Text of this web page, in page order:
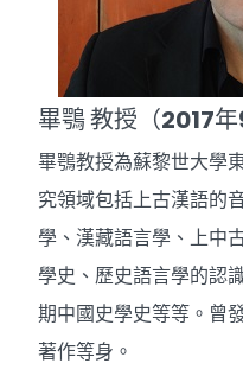
畢鶚 教授（2017年
畢鶚教授為蘇黎世大學
究領域包括上古漢語的
學、漢藏語言學、上中
學史、歷史語言學的認
期中國史學史等等。曾
著作等身。